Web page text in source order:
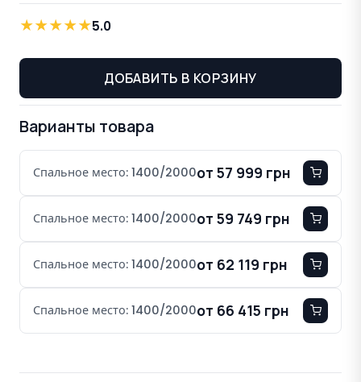
★★★★★5.0
ДОБАВИТЬ В КОРЗИНУ
Варианты товара
Спальное место: 1400/2000от 57 999 грн
Спальное место: 1400/2000от 59 749 грн
Спальное место: 1400/2000от 62 119 грн
Спальное место: 1400/2000от 66 415 грн